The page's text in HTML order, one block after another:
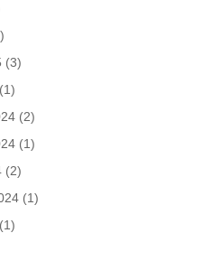
(3)
(1)
(2)
(1)
(2)
(1)
(1)